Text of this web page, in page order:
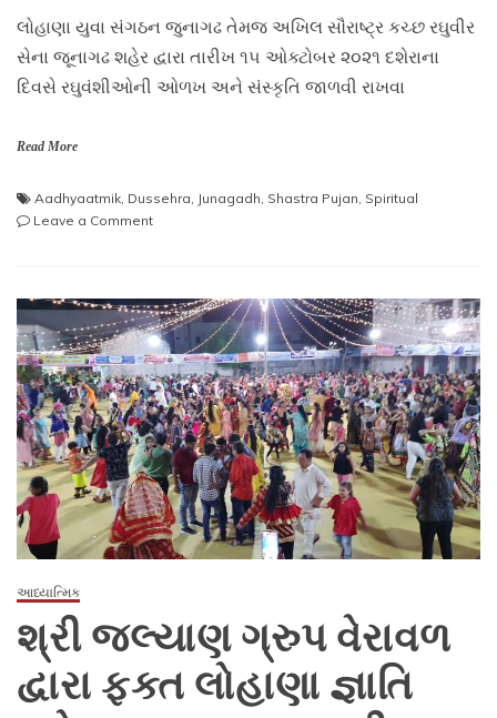
લોહાણા યુવા સંગઠન જુનાગઢ તેમજ અખિલ સૌરાષ્ટ્ર કચ્છ રઘુવીર
સેના જૂનાગઢ શહેર દ્વારા તારીખ ૧૫ ઓક્ટોબર ૨૦૨૧ દશેરાના
દિવસે રઘુવંશીઓની ઓળખ અને સંસ્કૃતિ જાળવી રાખવા
Read More
Aadhyaatmik, Dussehra, Junagadh, Shastra Pujan, Spiritual
Leave a Commenton
જુનાગઢ
તેમજ
અખિલ
સૌરાષ્ટ્ર
કચ્છ
રઘુવીર
સેના
જૂનાગઢ
શહેર
દ્વારા
તારીખ
૧૫
દિવસે
પૂજન
આધ્યાત્મિક
શ્રી જલ્યાણ ગ્રુપ વેરાવળ
દ્વારા ફક્ત લોહાણા જ્ઞાતિ